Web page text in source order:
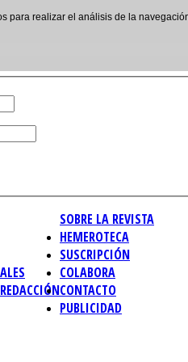
SOBRE LA REVISTA
HEMEROTECA
SUSCRIPCIÓN
COLABORA
CONTACTO
PUBLICIDAD
para realizar el análisis de la